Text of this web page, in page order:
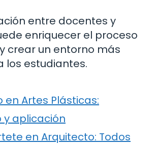
entre docentes y
enriquecer el proceso
crear un entorno más
los estudiantes.
en Artes Plásticas:
y aplicación
en Arquitecto: Todos